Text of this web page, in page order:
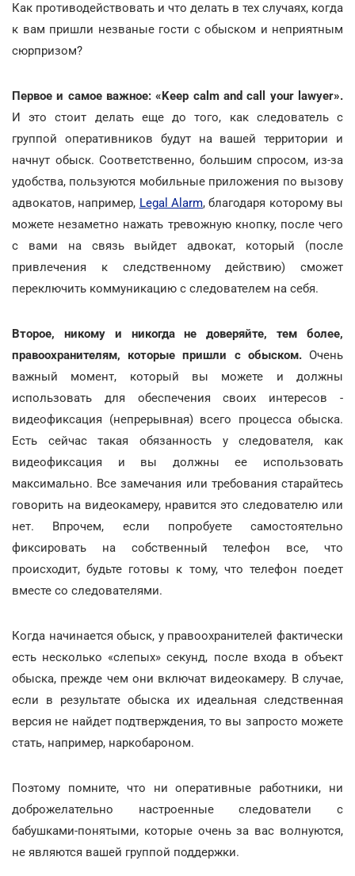
Как противодействовать и что делать в тех случаях, когда
к вам пришли незваные гости с обыском и неприятным
сюрпризом?
Первое и самое важное: «Keep calm and call your lawyer».
И это стоит делать еще до того, как следователь с
группой оперативников будут на вашей территории и
начнут обыск. Соответственно, большим спросом, из-за
удобства, пользуются мобильные приложения по вызову
адвокатов, например, Legal Alarm, благодаря которому вы
можете незаметно нажать тревожную кнопку, после чего
с вами на связь выйдет адвокат, который (после
привлечения к следственному действию) сможет
переключить коммуникацию с следователем на себя.
Второе, никому и никогда не доверяйте, тем более,
правоохранителям, которые пришли с обыском.Очень
важный момент, который вы можете и должны
использовать для обеспечения своих интересов -
видеофиксация (непрерывная) всего процесса обыска.
Есть сейчас такая обязанность у следователя, как
видеофиксация и вы должны ее использовать
максимально. Все замечания или требования старайтесь
говорить на видеокамеру, нравится это следователю или
нет. Впрочем, если попробуете самостоятельно
фиксировать на собственный телефон все, что
происходит, будьте готовы к тому, что телефон поедет
вместе со следователями.
Когда начинается обыск, у правоохранителей фактически
есть несколько «слепых» секунд, после входа в объект
обыска, прежде чем они включат видеокамеру. В случае,
если в результате обыска их идеальная следственная
версия не найдет подтверждения, то вы запросто можете
стать, например, наркобароном.
Поэтому помните, что ни оперативные работники, ни
доброжелательно настроенные следователи с
бабушками-понятыми, которые очень за вас волнуются,
не являются вашей группой поддержки.